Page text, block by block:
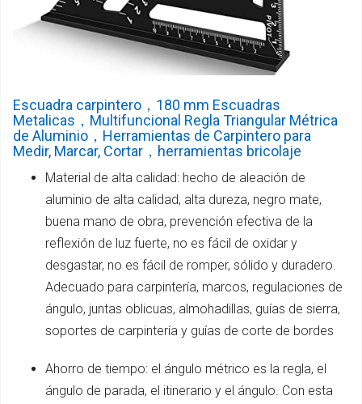
Escuadra carpintero，180 mm Escuadras
Metalicas，Multifuncional Regla Triangular Métrica
de Aluminio，Herramientas de Carpintero para
Medir, Marcar, Cortar，herramientas bricolaje
Material de alta calidad: hecho de aleación de
aluminio de alta calidad, alta dureza, negro mate,
buena mano de obra, prevención efectiva de la
reflexión de luz fuerte, no es fácil de oxidar y
desgastar, no es fácil de romper, sólido y duradero.
Adecuado para carpintería, marcos, regulaciones de
ángulo, juntas oblicuas, almohadillas, guías de sierra,
soportes de carpintería y guías de corte de bordes
Ahorro de tiempo: el ángulo métrico es la regla, el
ángulo de parada, el itinerario y el ángulo. Con esta